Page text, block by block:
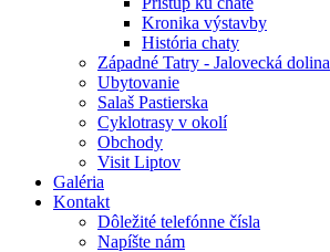
Kronika výstavby
História chaty
Západné Tatry - Jalovecká dolina
Ubytovanie
Salaš Pastierska
Cyklotrasy v okolí
Obchody
Visit Liptov
Galéria
Kontakt
Dôležité telefónne čísla
Napíšte nám